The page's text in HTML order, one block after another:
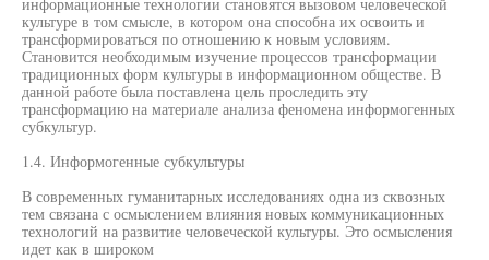
культуре в том смысле, в котором она способна их освоить и
трансформироваться по отношению к новым условиям.
Становится необходимым изучение процессов трансформации
традиционных форм культуры в информационном обществе. В
данной работе была поставлена цель проследить эту
трансформацию на материале анализа феномена информогенных
субкультур.
1.4. Информогенные субкультуры
В современных гуманитарных исследованиях одна из сквозных
тем связана с осмыслением влияния новых коммуникационных
технологий на развитие человеческой культуры. Это осмысления
идет как в широком